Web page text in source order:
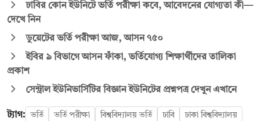
ঢাবির কোন ইউনিটে ভর্তি পরীক্ষা কবে, আবেদনের যোগ্যতা কী—
দেখে নিন
ডুয়েটের ভর্তি পরীক্ষা আজ, আসন ৭৫০
ইবির ৯ বিভাগে আসন ফাঁকা, ভর্তিযোগ্য শিক্ষার্থীদের তালিকা
প্রকাশ
সেন্ট্রাল ইউনিভার্সিটির বিজ্ঞান ইউনিটের প্রশ্নপত্র দেখুন এখানে
ট্যাগ: ভর্তি ভর্তি পরীক্ষা বিশ্ববিদ্যালয় ভর্তি ঢাবি ঢাকা বিশ্ববিদ্যালয়